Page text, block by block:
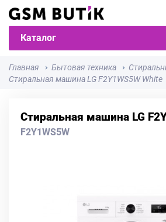
Каталог
Главная Бытовая техника
Стиральная машина LG F2Y1WS5W White
Стиральная машина LG
F2Y1WS5W